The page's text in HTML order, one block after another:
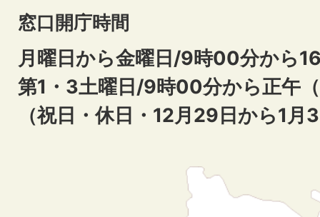
窓口開庁時間
月曜日から金曜日/9時00分から
第1・3土曜日/9時00分から正午
（祝日・休日・12月29日から1月